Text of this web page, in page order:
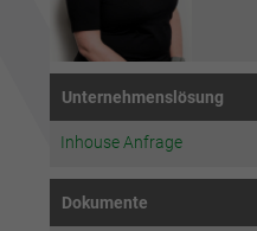
Unternehmenslösung
Inhouse Anfrage
Dokumente